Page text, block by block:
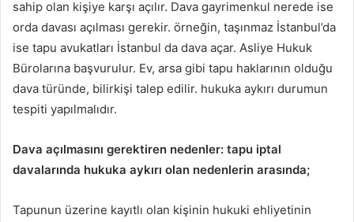
sahip olan kişiye karşı açılır. Dava gayrimenkul nerede ise
orda davası açılması gerekir. örneğin, taşınmaz İstanbul’da
ise tapu avukatları İstanbul da dava açar. Asliye Hukuk
Bürolarına başvurulur. Ev, arsa gibi tapu haklarının olduğu
dava türünde, bilirkişi talep edilir. hukuka aykırı durumun
tespiti yapılmalıdır.
Dava açılmasını gerektiren nedenler: tapu iptal
davalarında hukuka aykırı olan nedenlerin arasında;
Tapunun üzerine kayıtlı olan kişinin hukuki ehliyetinin